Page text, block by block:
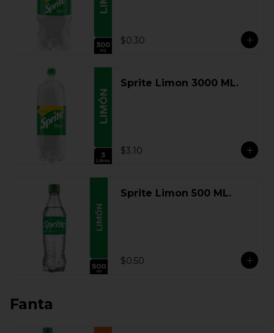
$0.30
Sprite Limon 3000 ML.
$3.10
Sprite Limon 500 ML.
$0.50
Fanta